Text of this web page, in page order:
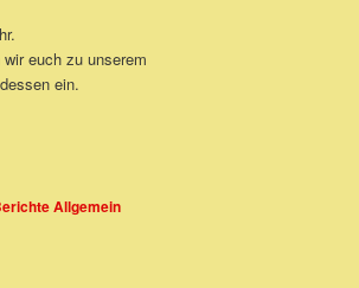
euch zu unserem
ein.
Allgemein